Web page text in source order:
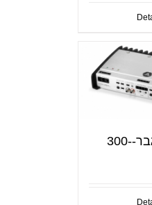
JL AUDIO מגבר-300-